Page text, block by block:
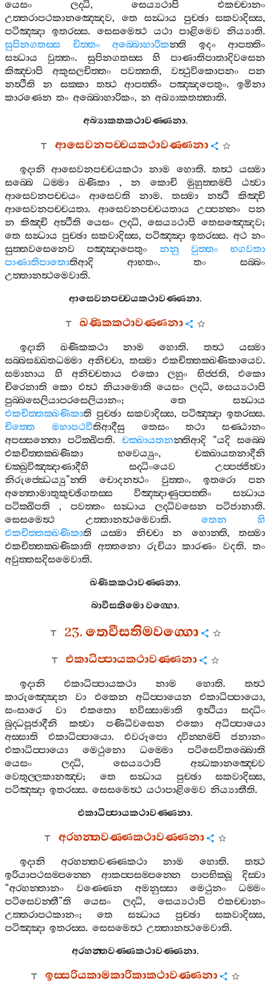
යෙසං ලද‍්ධි, සෙය්‍යථාපි
එකච‍්චානං
උත‍්තරාපථකානඤ‍්ඤෙව, තෙ සන්‍ධාය පුච‍්ඡා සකවාදිස‍්ස,
පටිඤ‍්ඤා
ඉතරස‍්ස. සෙසමෙත්‍ථ යථා පාළිමෙව නිය්‍යාති.
සුපිනගතස‍්ස
චිත‍්තං අබ‍්බොහාරිකන‍්ති ඉදං
ආපත‍්තිං
සන්‍ධාය
වුත‍්තං. සුපිනගතස‍්ස හි
පාණාතිපාතාදිවසෙන
කිඤ‍්චාපි
අකුසලචිත‍්තං පවත‍්තති, වත්‍ථුවිකොපනං
පන
නත්‍ථීති
න සක‍්කා තත්‍ථ ආපත‍්තිං පඤ‍්ඤපෙතුං.ඉමිනා
කාරණෙන තං අබ‍්බොහාරිකං, න අබ්‍යාකතත‍්තාති.
අබ්‍යාකතකථාවණ‍්ණනා.
ආසෙවනපච‍්චයකථාවණ‍්ණනා
ඉදානි ආසෙවනපච‍්චයකථා නාම හොති.තත්‍ථ යස‍්මා
සබ‍්බෙ
ධම‍්මා ඛණිකා,න කොචි මුහුත‍්තම‍්පි
ඨත්‍වා
ආසෙවනපච‍්චයං
ආසෙවති නාම. තස‍්මා නත්‍ථි
කිඤ‍්චි
ආසෙවනපච‍්චයතා. ආසෙවනපච‍්චයතාය උප‍්පන‍්නං
පන
න කිඤ‍්චි අත්‍ථීති යෙසං ලද‍්ධි,සෙය්‍යථාපි තෙසඤ‍්ඤෙව;
තෙ සන්‍ධාය පුච‍්ඡා සකවාදිස‍්ස,පටිඤ‍්ඤා ඉතරස‍්ස. අථ නං
සුත‍්තවසෙනෙව
පඤ‍්ඤාපෙතුං නනු වුත‍්තං
භගවතා
පාණාතිපාතොතිආදි ආභතං.තං
සබ‍්බං
උත‍්තානත්‍ථමෙවාති.
ආසෙවනපච‍්චයකථාවණ‍්ණනා.
ඛණිකකථාවණ‍්ණනා
ඉදානි ඛණිකකථා නාම හොති. තත්‍ථ
යස‍්මා
සබ‍්බසඞ‍්ඛතධම‍්මා අනිච‍්චා,තස‍්මා එකචිත‍්තක‍්ඛණිකායෙව.
සමානාය
හි අනිච‍්චතාය එකො ලහුං භිජ‍්ජති, එකො
චිරෙනාති කො එත්‍ථ නියාමොති යෙසං ලද‍්ධි,සෙය්‍යථාපි
පුබ‍්බසෙලියාපරසෙලියානං; තෙ
සන්‍ධාය
එකචිත‍්තක‍්ඛණිකාති පුච‍්ඡා සකවාදිස‍්ස, පටිඤ‍්ඤා ඉතරස‍්ස.
චිත‍්තෙ
මහාපථවීතිආදීසු තෙසං තථා
සණ‍්ඨානං
අපස‍්සන‍්තො පටික‍්ඛිපති. චක‍්ඛායතනන‍්තිආදි “යදි සබ‍්බෙ
එකචිත‍්තක‍්ඛණිකා
භවෙය්‍යුං, චක‍්ඛායතනාදීනි
චක‍්ඛුවිඤ‍්ඤාණාදීහි
සද‍්ධිංයෙව
උප‍්පජ‍්ජිත්‍වා
නිරුජ‍්ඣෙය්‍යු”න‍්ති චොදනත්‍ථං වුත‍්තං.ඉතරො
පන
අන‍්තොමාතුකුච‍්ඡිගතස‍්ස
විඤ‍්ඤාණුප‍්පත‍්තිං
සන්‍ධාය
පටික‍්ඛිපති , පවත‍්තං සන්‍ධාය ලද‍්ධිවසෙන පටිජානාති.
සෙසමෙත්‍ථ
උත‍්තානත්‍ථමෙවාති.තෙන
හි
එකචිත‍්තක‍්ඛණිකාති යස‍්මා නිච‍්චා න හොන‍්ති,තස‍්මා
එකචිත‍්තක‍්ඛණිකාති
අත‍්තනො රුචියා කාරණං වදති.තං
අවුත‍්තසදිසමෙවාති.
ඛණිකකථාවණ‍්ණනා.
බාවීසතිමොවග‍්ගො.
23.තෙවීසතිමවග‍්ගො
එකාධිප‍්පායකථාවණ‍්ණනා
ඉදානි එකාධිප‍්පායකථා නාම හොති. තත්‍ථ
කාරුඤ‍්ඤෙන
වා එකෙන අධිප‍්පායෙන එකාධිප‍්පායො,
සංසාරෙ
වා එකතො භවිස‍්සාමාති ඉත්‍ථියා
සද‍්ධිං
බුද‍්ධපූජාදීනි
කත්‍වා පණිධිවසෙන එකො
අධිප‍්පායො
අස‍්සාති
එකාධිප‍්පායො. එවරූපො ද‍්වින‍්නම‍්පි
ජනානං
එකාධිප‍්පායො
මෙථුනො ධම‍්මො
පටිසෙවිතබ‍්බොති
යෙසං
ලද‍්ධි, සෙය්‍යථාපි
අන්‍ධකානඤ‍්චෙව
වෙතුල‍්ලකානඤ‍්ච; තෙ සන්‍ධාය පුච‍්ඡා සකවාදිස‍්ස,
පටිඤ‍්ඤා ඉතරස‍්ස. සෙසමෙත්‍ථ යථාපාළිමෙව නිය්‍යාතීති.
එකාධිප‍්පායකථාවණ‍්ණනා.
අරහන‍්තවණ‍්ණකථාවණ‍්ණනා
ඉදානි අරහන‍්තවණ‍්ණකථා නාම හොති. තත්‍ථ
ඉරියාපථසම‍්පන‍්නෙ
ආකප‍්පසම‍්පන‍්නෙ පාපභික‍්ඛූ
දිස‍්වා
“අරහන‍්තානං වණ‍්ණෙන අමනුස‍්සා මෙථුනං
ධම‍්මං
පටිසෙවන‍්තී”ති යෙසං ලද‍්ධි, සෙය්‍යථාපි
එකච‍්චානං
උත‍්තරාපථකානං; තෙ සන්‍ධාය පුච‍්ඡා සකවාදිස‍්ස,
පටිඤ‍්ඤා ඉතරස‍්ස. සෙසමෙත්‍ථ උත‍්තානත්‍ථමෙවාති.
අරහන‍්තවණ‍්ණකථාවණ‍්ණනා.
ඉස‍්සරියකාමකාරිකාකථාවණ‍්ණනා